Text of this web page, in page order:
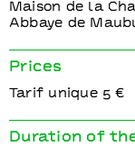
Maison de la
Abbaye de
Prices
Tarif unique 5 €
Duration of